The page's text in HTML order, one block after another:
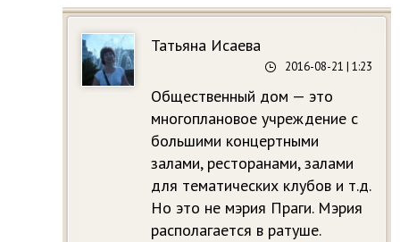
Татьяна Исаева
2016-08-21 | 1:23
Общественный дом — это
многоплановое учреждение с
большими концертными
залами, ресторанами, залами
для тематических клубов и т.д.
Но это не мэрия Праги. Мэрия
располагается в ратуше.